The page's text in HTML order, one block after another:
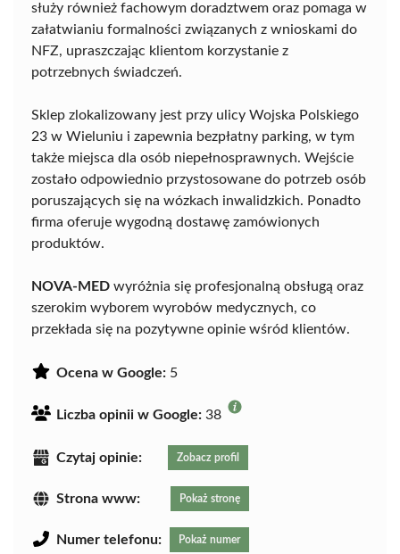
służy również fachowym doradztwem oraz pomaga w
załatwianiu formalności związanych z wnioskami do
NFZ, upraszczając klientom korzystanie z
potrzebnych świadczeń.
Sklep zlokalizowany jest przy ulicy Wojska Polskiego
23 w Wieluniu i zapewnia bezpłatny parking, w tym
także miejsca dla osób niepełnosprawnych. Wejście
zostało odpowiednio przystosowane do potrzeb osób
poruszających się na wózkach inwalidzkich. Ponadto
firma oferuje wygodną dostawę zamówionych
produktów.
NOVA-MED wyróżnia się profesjonalną obsługą oraz
szerokim wyborem wyrobów medycznych, co
przekłada się na pozytywne opinie wśród klientów.
Ocena w Google: 5
Liczba opinii w Google: 38
Czytaj opinie: Zobacz profil
Strona www: Pokaż stronę
Numer telefonu: Pokaż numer